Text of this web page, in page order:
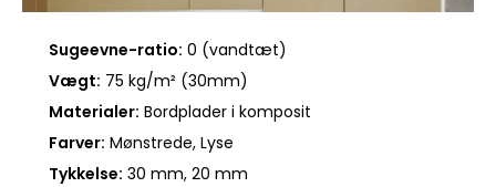
Sugeevne-ratio: 0 (vandtæt)
Vægt: 75 kg/m² (30mm)
Materialer: Bordplader i komposit
Farver: Mønstrede, Lyse
Tykkelse: 30 mm, 20 mm